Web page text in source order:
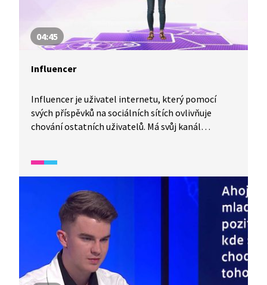
04:45
Influencer
Influencer je uživatel internetu, který pomocí
svých příspěvků na sociálních sítích ovlivňuje
chování ostatních uživatelů. Má svůj kanál
Komu ale věřit a jak se pozná kvalitní influencer?